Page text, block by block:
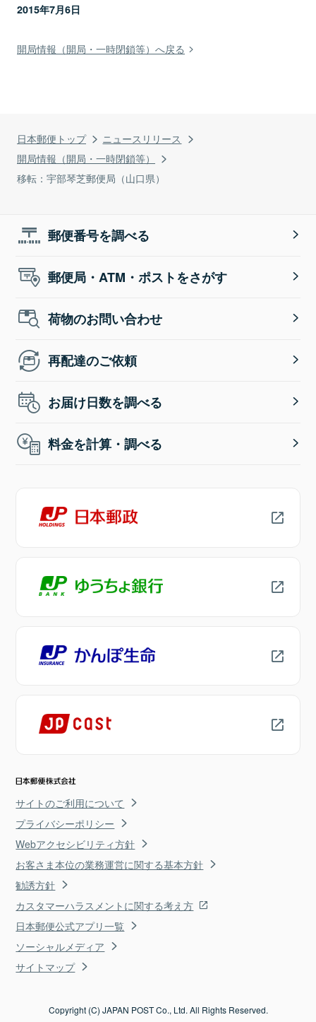
日本郵便トップ
ニュースリリース
開局情報（開局・一時閉鎖等）
移転：宇部琴芝郵便局（山口県）
2015年7月6日
開局情報（開局・一時閉鎖等）へ戻る
郵便番号を調べる
郵便局・ATM・ポストをさがす
荷物のお問い合わせ
再配達のご依頼
お届け日数を調べる
料金を計算・調べる
サイトのご利用について
プライバシーポリシー
Webアクセシビリティ方針
お客さま本位の業務運営に関する基本方針
勧誘方針
カスタマーハラスメントに関する考え方
日本郵便公式アプリ一覧
ソーシャルメディア
サイトマップ
Copyright (C) JAPAN POST Co., Ltd. All Rights Reserved.